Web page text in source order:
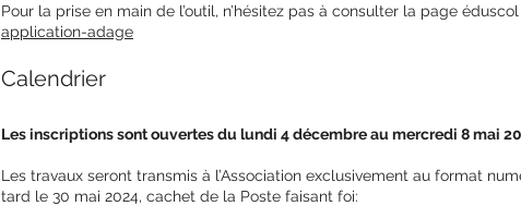
Pour la prise en main de l’outil, n’hésitez pas à consulter la page
application-adage
Calendrier
Les inscriptions sont ouvertes du lundi 4 décembre au mercredi 8 mai
Les travaux seront transmis à l’Association exclusivement au format
tard le 30 mai 2024, cachet de la Poste faisant foi: